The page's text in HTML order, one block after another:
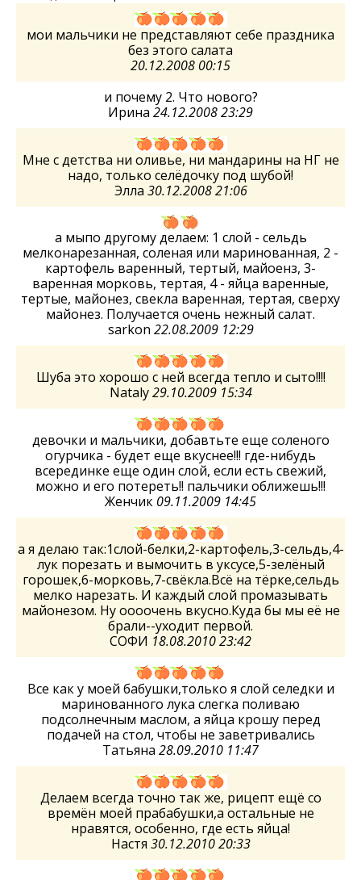
мои мальчики не представляют себе праздника
без этого салата
20.12.2008 00:15
и почему 2. Что нового?
Ирина 24.12.2008 23:29
Мне с детства ни оливье, ни мандарины на НГ не
надо, только селёдочку под шубой!
Элла 30.12.2008 21:06
а мыпо другому делаем: 1 слой - сельдь
мелконарезанная, соленая или маринованная, 2 -
картофель варенный, тертый, майоенз, 3-
варенная морковь, тертая, 4 - яйца варенные,
тертые, майонез, свекла варенная, тертая, сверху
майонез. Получается очень нежный салат.
sarkon 22.08.2009 12:29
Шуба это хорошо с ней всегда тепло и сыто!!!!
Nataly29.10.2009 15:34
девочки и мальчики, добавтьте еще соленого
огурчика - будет еще вкуснее!!! где-нибудь
всерединке еще один слой, если есть свежий,
можно и его потереть!! пальчики оближешь!!!
Женчик 09.11.2009 14:45
а я делаю так:1слой-белки,2-картофель,3-сельдь,4-
лук порезать и вымочить в уксусе,5-зелёный
горошек,6-морковь,7-свёкла.Всё на тёрке,сельдь
мелко нарезать. И каждый слой промазывать
майонезом. Ну оооочень вкусно.Куда бы мы её не
брали--уходит первой.
СОФИ 18.08.2010 23:42
Все как у моей бабушки,только я слой селедки и
маринованного лука слегка поливаю
подсолнечным маслом, а яйца крошу перед
подачей на стол, чтобы не заветривались
Татьяна 28.09.2010 11:47
Делаем всегда точно так же, рицепт ещё со
времён моей прабабушки,а остальные не
нравятся, особенно, где есть яйца!
Настя 30.12.2010 20:33